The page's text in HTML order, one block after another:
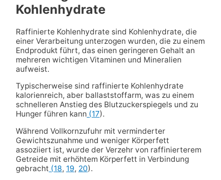
Kohlenhydrate
Raffinierte Kohlenhydrate sind Kohlenhydrate, die
einer Verarbeitung unterzogen wurden, die zu einem
Endprodukt führt, das einen geringeren Gehalt an
mehreren wichtigen Vitaminen und Mineralien
aufweist.
Typischerweise sind raffinierte Kohlenhydrate
kalorienreich, aber ballaststoffarm, was zu einem
schnelleren Anstieg des Blutzuckerspiegels und zu
Hunger führen kann (17).
Während Vollkornzufuhr mit verminderter
Gewichtszunahme und weniger Körperfett
assoziiert ist, wurde der Verzehr von raffinierterem
Getreide mit erhöhtem Körperfett in Verbindung
gebracht (18, 19, 20).